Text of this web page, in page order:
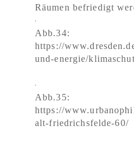
Räumen befriedigt
Abb.34:
https://
und-energie/
Abb.35:
https://
alt-friedrichsfelde-60/